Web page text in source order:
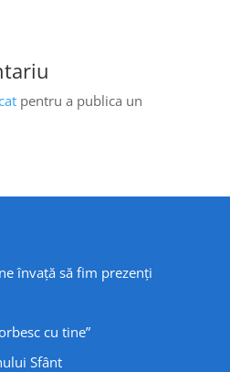
pentru a publica un
învață să fim prezenți
cu tine”
Sfânt